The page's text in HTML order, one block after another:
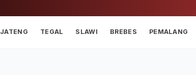
JATENG TEGAL SLAWI BREBES PEMALANG